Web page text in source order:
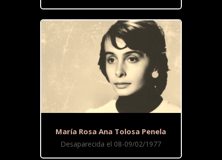
María Rosa Ana Tolosa Penela
Desaparecida el 08-09/02/1977